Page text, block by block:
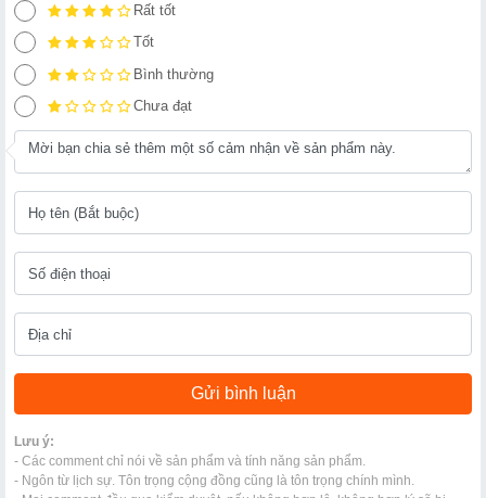
Rất tốt
Tốt
Bình thường
Chưa đạt
Lưu ý:
- Các comment chỉ nói về sản phẩm và tính năng sản phẩm.
- Ngôn từ lịch sự. Tôn trọng cộng đồng cũng là tôn trọng chính mình.